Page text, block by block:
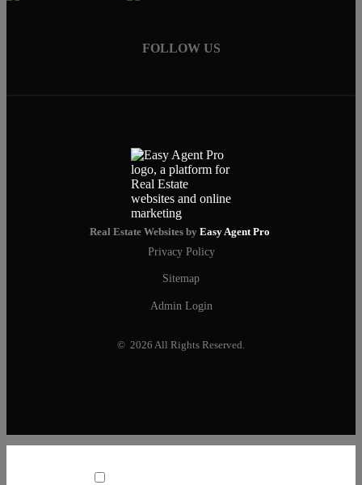
FOLLOW US
Real Estate Websites by Easy Agent Pro
Privacy Policy
Sitemap
Admin Login
© 2026 All Rights Reserved.